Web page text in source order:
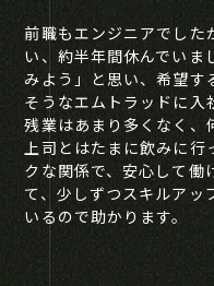
前職もエンジニアでした
い、約半年間休んでいま
みよう」と思い、希望す
そうなエムトラッドに入
残業はあまり多くなく、
上司とはたまに飲みに
クな関係で、安心して働
て、少しずつスキルアッ
いるので助かります。